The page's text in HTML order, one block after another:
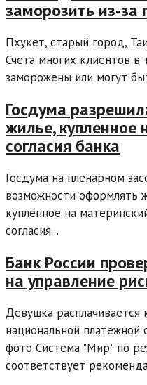
заморозить из-за
Пхукет, старый город,
Счета многих клиентов в
заморожены или могут
Госдума
жилье, купленное
согласия банка
Госдума на пленарном
возможности оформлять
купленное на
согласия...
Банк России
на управление
Девушка расплачивается
национальной
фото Система "Мир" по
соответствует